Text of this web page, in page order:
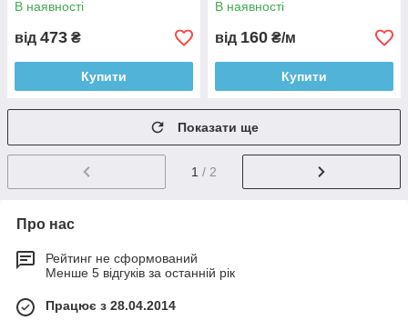
В наявності
від 473 ₴
Купити
В наявності
від 160 ₴/м
Купити
Показати ще
1 / 2
Про нас
Рейтинг не сформований
Менше 5 відгуків за останній рік
Працює з 28.04.2014